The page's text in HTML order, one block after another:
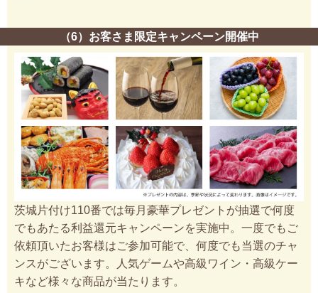
（6）お客さま限定キャンペーン開催中
茨城片付け110番では毎月豪華プレゼントが抽選で何度
でもあたる利益還元キャンペーンを実施中。一度でもご
依頼頂いたお客様はご参加可能で、何度でも当選のチャ
ンスがございます。人気ゲームや高級ワイン・高級ケー
キなど様々な商品が当たります。